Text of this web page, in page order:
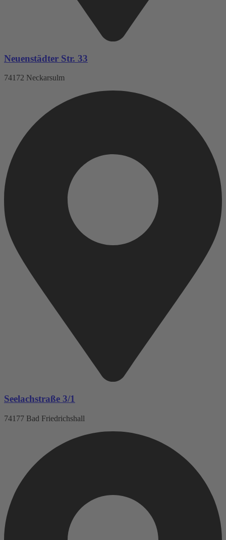
Neuenstädter Str. 33
74172 Neckarsulm
Seelachstraße 3/1
74177 Bad Friedrichshall